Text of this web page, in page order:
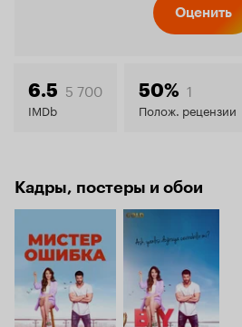
7.8
Оценить
6.5 5 700
IMDb
50% 1
Полож. рецензии
Кадры, постеры и обои